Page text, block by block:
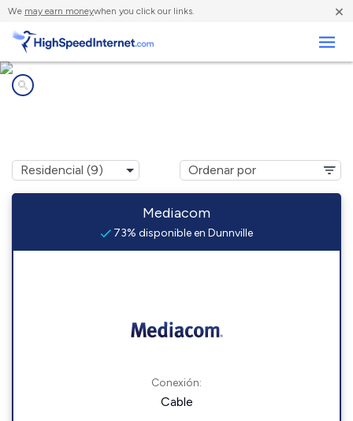
We may earn moneywhen you click our links. ×
Mediacom
73% disponible en Dunnville
Conexión:
Cable